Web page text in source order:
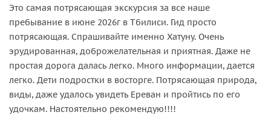
Это самая потрясающая экскурсия за все наше
пребывание в июне 2026г в Тбилиси. Гид просто
потрясающая. Спрашивайте именно Хатуну. Очень
эрудированная, доброжелательная и приятная. Даже не
простая дорога далась легко. Много информации, дается
легко. Дети подростки в восторге. Потрясающая природа,
виды, даже удалось увидеть Ереван и пройтись по его
удочкам. Настоятельно рекомендую!!!!